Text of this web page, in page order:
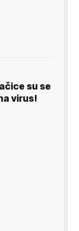
su se
virus!